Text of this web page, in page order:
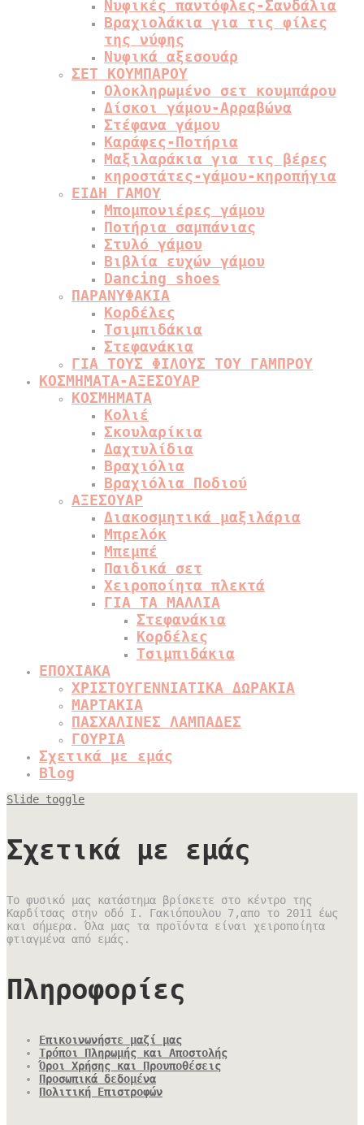
Νυφικές παντόφλες-Σανδάλια
Βραχιολάκια για τις φίλες
της νύφης
Νυφικά αξεσουάρ
ΣΕΤ ΚΟΥΜΠΑΡΟΥ
Ολοκληρωμένο σετ κουμπάρου
Δίσκοι γάμου-Αρραβώνα
Στέφανα γάμου
Καράφες-Ποτήρια
Μαξιλαράκια για τις βέρες
κηροστάτες-γάμου-κηροπήγια
ΕΙΔΗ ΓΑΜΟΥ
Μπομπονιέρες γάμου
Ποτήρια σαμπάνιας
Στυλό γάμου
Βιβλία ευχών γάμου
Dancing shoes
ΠΑΡΑΝΥΦΑΚΙΑ
Κορδέλες
Τσιμπιδάκια
Στεφανάκια
ΓΙΑ ΤΟΥΣ ΦΙΛΟΥΣ ΤΟΥ ΓΑΜΠΡΟΥ
ΚΟΣΜΗΜΑΤΑ-ΑΞΕΣΟΥΑΡ
ΚΟΣΜΗΜΑΤΑ
Κολιέ
Σκουλαρίκια
Δαχτυλίδια
Βραχιόλια
Βραχιόλια Ποδιού
ΑΞΕΣΟΥΑΡ
Διακοσμητικά μαξιλάρια
Μπρελόκ
Μπεμπέ
Παιδικά σετ
Χειροποίητα πλεκτά
ΓΙΑ ΤΑ ΜΑΛΛΙΑ
Στεφανάκια
Κορδέλες
Τσιμπιδάκια
ΕΠΟΧΙΑΚΑ
ΧΡΙΣΤΟΥΓΕΝΝΙΑΤΙΚΑ ΔΩΡΑΚΙΑ
ΜΑΡΤΑΚΙΑ
ΠΑΣΧΑΛΙΝΕΣ ΛΑΜΠΑΔΕΣ
ΓΟΥΡΙΑ
Σχετικά με εμάς
Blog
Slide toggle
Σχετικά με εμάς
Το φυσικό μας κατάστημα βρίσκετε στο κέντρο της
Καρδίτσας στην οδό Ι. Γακιόπουλου 7,απο το 2011 έως
και σήμερα. Όλα μας τα προϊόντα είναι χειροποίητα
φτιαγμένα από εμάς.
Πληροφορίες
Επικοινωνήστε μαζί μας
Τρόποι Πληρωμής και Αποστολής
Όροι Χρήσης και Προυποθέσεις
Προσωπικά δεδομένα
Πολιτική Επιστροφών